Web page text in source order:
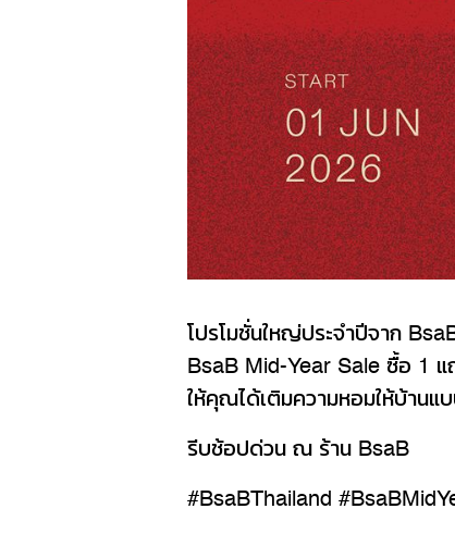
โปรโมชั่นใหญ่ประจำปีจาก
BsaB Mid-Year Sale ซื้อ 1
ให้คุณได้เติมความหอมให้บ้านแ
รีบช้อปด่วน ณ ร้าน BsaB
#BsaBThailand